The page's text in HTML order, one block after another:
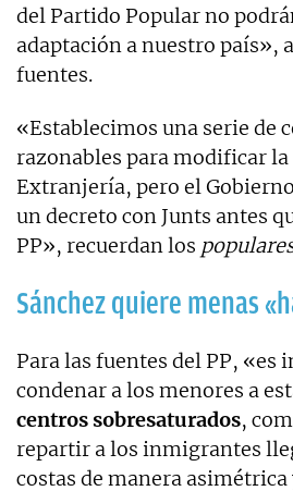
del Partido Popular no
adaptación a nuestro país»,
fuentes.
«Establecimos una serie de
razonables para modificar la
Extranjería, pero el
un decreto con Junts antes
PP», recuerdan los
Sánchez quiere menas
Para las fuentes del PP, «es
condenar a los menores a
centros sobresaturados,
repartir a los inmigrantes
costas de manera